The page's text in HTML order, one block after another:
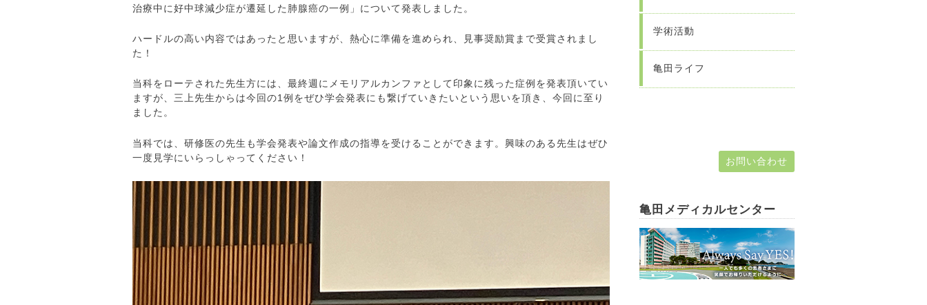
治療中に好中球減少症が遷延した肺腺癌の一例」について発表しました。
ハードルの高い内容ではあったと思いますが、熱心に準備を進められ、見事奨励賞まで受賞されまし
た！
当科をローテされた先生方には、最終週にメモリアルカンファとして印象に残った症例を発表頂いてい
ますが、三上先生からは今回の1例をぜひ学会発表にも繋げていきたいという思いを頂き、今回に至り
ました。
当科では、研修医の先生も学会発表や論文作成の指導を受けることができます。興味のある先生はぜひ
一度見学にいらっしゃってください！
学術活動
亀田ライフ
お問い合わせ
亀田メディカルセンター